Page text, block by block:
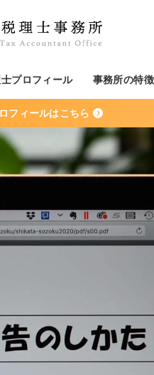
プロフィール 事務所の特徴
フィールはこちら